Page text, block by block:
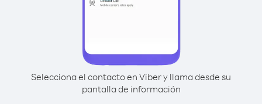
Selecciona el contacto en Viber y llama desde su
pantalla de información